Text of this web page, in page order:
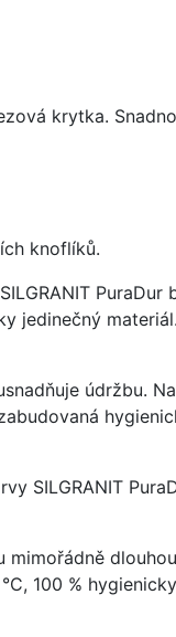
krytka.
knoflíků.
PuraDur
jedinečný
údržbu.
SILGRANIT
mimořádně
100 %